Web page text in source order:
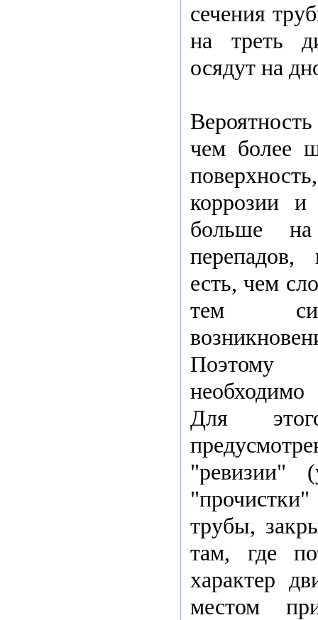
сечения
на треть
осядут на
чем более
коррозии
больше
перепадов,
есть, чем
тем
Поэтому
Для
"ревизии"
трубы,
там, где
характер
местом